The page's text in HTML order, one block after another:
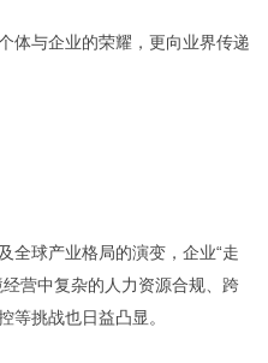
体与企业的荣耀，更向业界传递
全球产业格局的演变，企业“走
营中复杂的人力资源合规、跨
等挑战也日益凸显。